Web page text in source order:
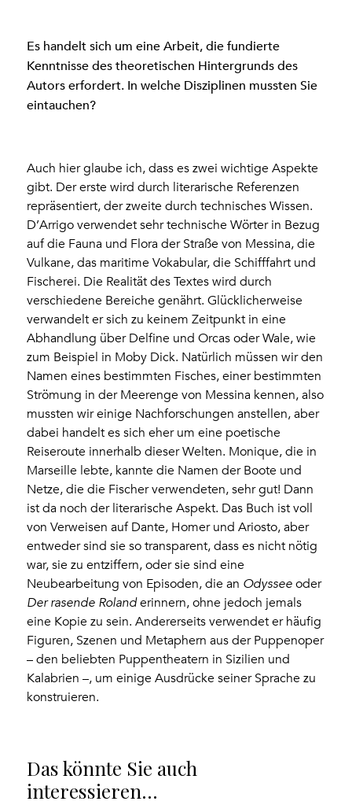
Es handelt sich um eine Arbeit, die fundierte
Kenntnisse des theoretischen Hintergrunds des
Autors erfordert. In welche Disziplinen mussten Sie
eintauchen?
Auch hier glaube ich, dass es zwei wichtige Aspekte
gibt. Der erste wird durch literarische Referenzen
repräsentiert, der zweite durch technisches Wissen.
D’Arrigo verwendet sehr technische Wörter in Bezug
auf die Fauna und Flora der Straße von Messina, die
Vulkane, das maritime Vokabular, die Schifffahrt und
Fischerei. Die Realität des Textes wird durch
verschiedene Bereiche genährt. Glücklicherweise
verwandelt er sich zu keinem Zeitpunkt in eine
Abhandlung über Delfine und Orcas oder Wale, wie
zum Beispiel in Moby Dick. Natürlich müssen wir den
Namen eines bestimmten Fisches, einer bestimmten
Strömung in der Meerenge von Messina kennen, also
mussten wir einige Nachforschungen anstellen, aber
dabei handelt es sich eher um eine poetische
Reiseroute innerhalb dieser Welten. Monique, die in
Marseille lebte, kannte die Namen der Boote und
Netze, die die Fischer verwendeten, sehr gut! Dann
ist da noch der literarische Aspekt. Das Buch ist voll
von Verweisen auf Dante, Homer und Ariosto, aber
entweder sind sie so transparent, dass es nicht nötig
war, sie zu entziffern, oder sie sind eine
Neubearbeitung von Episoden, die an Odyssee oder
Der rasende Rolanderinnern, ohne jedoch jemals
eine Kopie zu sein. Andererseits verwendet er häufig
Figuren, Szenen und Metaphern aus der Puppenoper
– den beliebten Puppentheatern in Sizilien und
Kalabrien –, um einige Ausdrücke seiner Sprache zu
konstruieren.
Das könnte Sie auch
interessieren…